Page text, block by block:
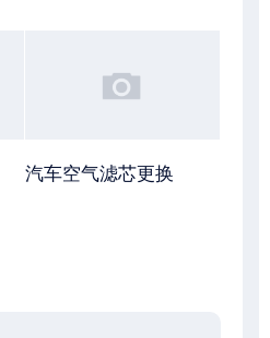
汽车空气滤芯更换